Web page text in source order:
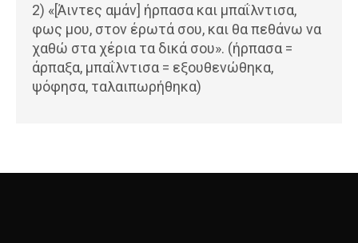
2) «[Άιντες αμάν] ήρπασα και μπαΐλντισα,
φως μου, στον έρωτά σου, και θα πεθάνω να
χαθώ στα χέρια τα δικά σου». (ήρπασα =
άρπαξα, μπαΐλντισα = εξουθενώθηκα,
ψόφησα, ταλαιπωρήθηκα)